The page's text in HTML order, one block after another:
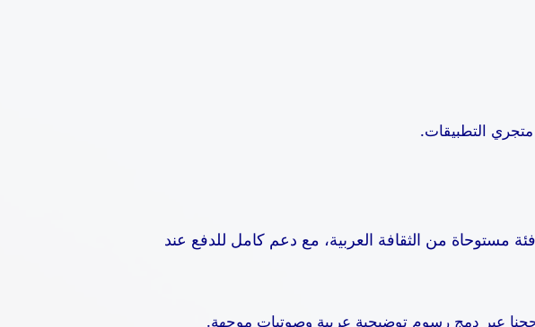
مستوحاة من الثقافة العربية، مع دعم كامل للدفع عند
عبر دمج رسوم توضيحية عربية وصوتيات موجهة.